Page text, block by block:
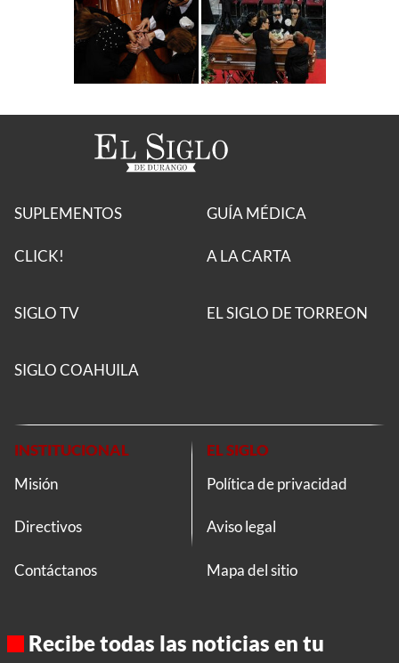
SUPLEMENTOS
CLICK!
GUÍA MÉDICA
A LA CARTA
SIGLO TV EL SIGLO DE TORREON
SIGLO COAHUILA
INSTITUCIONAL
Misión
Directivos
Contáctanos
EL SIGLO
Política de privacidad
Aviso legal
Mapa del sitio
Recibe todas las noticias en tu